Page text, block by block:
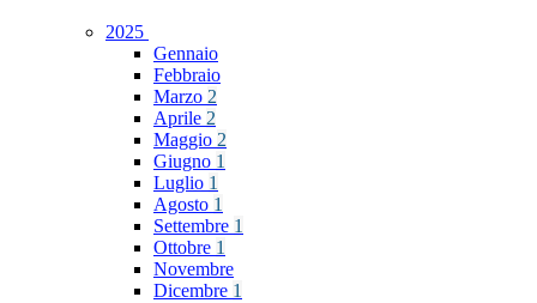
2025
Gennaio
Febbraio
Marzo 2
Aprile 2
Maggio 2
Giugno 1
Luglio 1
Agosto 1
Settembre 1
Ottobre 1
Novembre
Dicembre 1